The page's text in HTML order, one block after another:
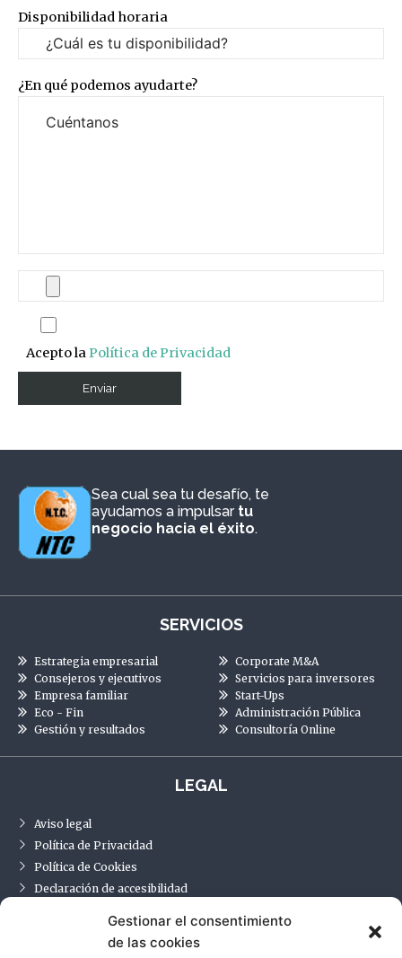
Gestionar el consentimiento
de las cookies
Disponibilidad horaria
¿En qué podemos ayudarte?
Acepto la Política de Privacidad
Sea cual sea tu desafío, te
ayudamos a impulsar tu
negocio hacia el éxito.
SERVICIOS
Estrategia empresarial
Consejeros y ejecutivos
Empresa familiar
Eco - Fin
Gestión y resultados
Corporate M&A
Servicios para inversores
Start-Ups
Administración Pública
Consultoría Online
LEGAL
Aviso legal
Política de Privacidad
Política de Cookies
Declaración de accesibilidad
CONTACTO